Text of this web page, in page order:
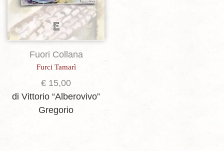
Fuori Collana
Furci Tamarì
€ 15,00
di Vittorio “Alberovivo”
Gregorio